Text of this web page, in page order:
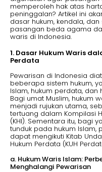
memperoleh hak atas
peninggalan? Artikel ini
dasar hukum, kendala,
pasangan beda agama
waris di Indonesia.
1. Dasar Hukum Waris
Perdata
Pewarisan di Indonesia
beberapa sistem hukum,
Islam, hukum perdata, dan
Bagi umat Muslim, hukum
menjadi rujukan utama,
tertuang dalam Kompilasi
(KHI). Sementara itu, bagi
tunduk pada hukum Islam,
dapat mengikuti Kitab
Hukum Perdata (KUH
a. Hukum Waris Islam:
Menghalangi Pewarisan